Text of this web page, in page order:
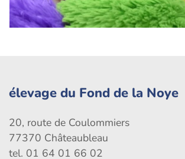
élevage du Fond de la Noye
20, route de Coulommiers
77370 Châteaubleau
tel. 01 64 01 66 02